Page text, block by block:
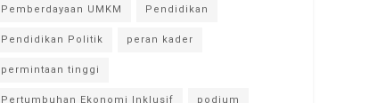
Pemberdayaan UMKM Pendidikan
Pendidikan Politik peran kader
permintaan tinggi
Pertumbuhan Ekonomi Inklusif podium